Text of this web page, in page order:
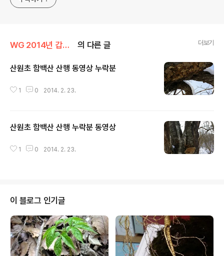
WG 2014년 갑오년 기록 의 다른 글 더보기
산원초 함백산 산행 동영상 누락분
1 0 2014. 2. 23.
산원초 함백산 산행 누락분 동영상
1 0 2014. 2. 23.
이 블로그 인기글